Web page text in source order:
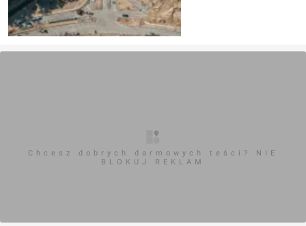
Chcesz dobrych darmowych teści? NIE
BLOKUJ REKLAM